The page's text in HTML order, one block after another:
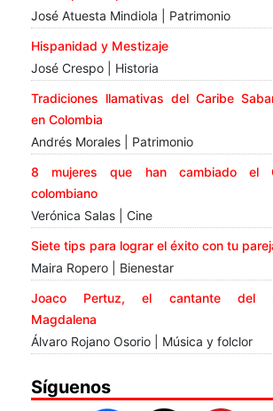
José Atuesta Mindiola | Patrimonio
Hispanidad y Mestizaje
José Crespo | Historia
Tradiciones llamativas del Caribe
en Colombia
Andrés Morales | Patrimonio
8 mujeres que han cambiado el
colombiano
Verónica Salas | Cine
Siete tips para lograr el éxito con tu
Maira Ropero | Bienestar
Joaco Pertuz, el cantante del
Magdalena
Álvaro Rojano Osorio | Música y folclor
Síguenos